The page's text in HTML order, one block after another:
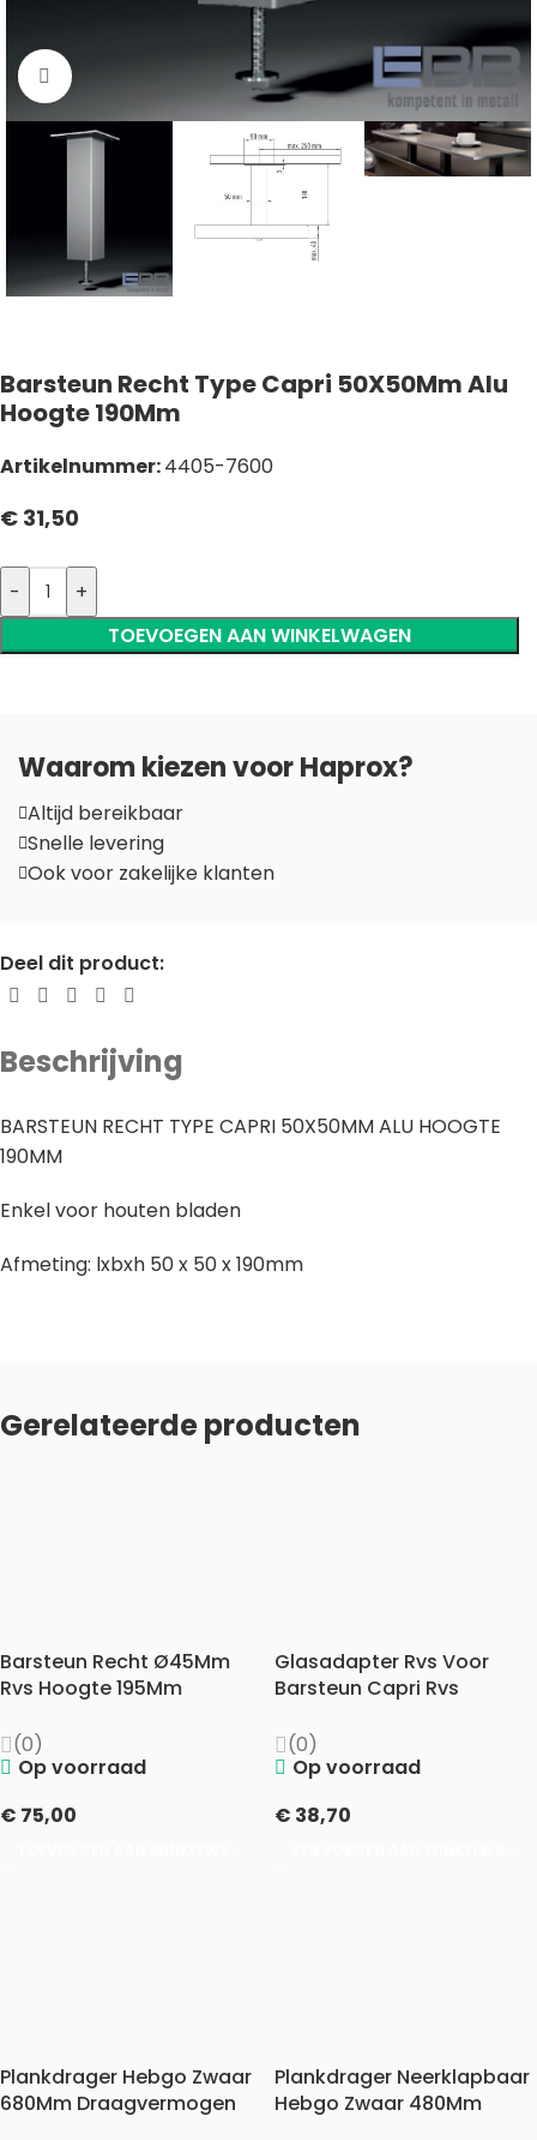
Click to enlarge
Barsteun Recht Type Capri 50X50Mm Alu
Hoogte 190Mm
Artikelnummer:4405-7600
€ 31,50
-
+
TOEVOEGEN AAN WINKELWAGEN
Waarom kiezen voor Haprox?
Altijd bereikbaar
Snelle levering
Ook voor zakelijke klanten
Deel dit product:
Beschrijving
BARSTEUN RECHT TYPE CAPRI 50X50MM ALU HOOGTE
190MM
Enkel voor houten bladen
Afmeting: lxbxh 50 x 50 x 190mm
Gerelateerde producten
Barsteun Recht Ø45Mm
Rvs Hoogte 195Mm
(0)
Op voorraad
€ 75,00
Glasadapter Rvs Voor
Barsteun Capri Rvs
(0)
Op voorraad
€ 38,70
Plankdrager Hebgo Zwaar
680Mm Draagvermogen
Plankdrager Neerklapbaar
Hebgo Zwaar 480Mm